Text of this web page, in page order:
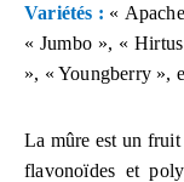
Variétés : «
« Jumbo », «
», « Youngberry »,
La mûre est un fruit
flavonoïdes et